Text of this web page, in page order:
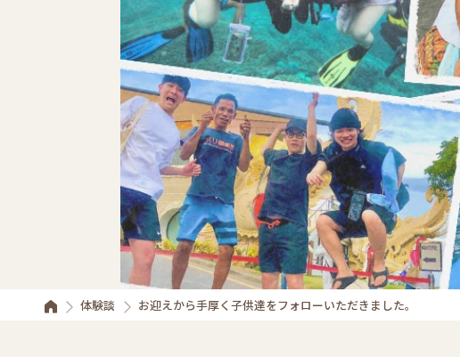
体験談 お迎えから手厚く子供達をフォローいただきました。